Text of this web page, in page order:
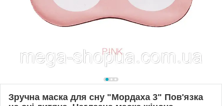
Зручна маска для сну "Мордаха 3" Пов'язка